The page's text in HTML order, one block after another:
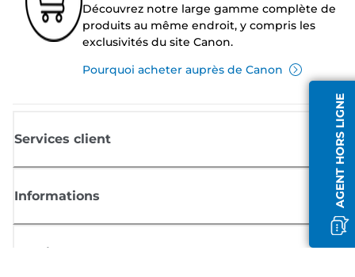
AGENT HORS LIGNE
Découvrez notre large gamme complète de
produits au même endroit, y compris les
exclusivités du site Canon.
Pourquoi acheter auprès de Canon
Services client
Informations
Boutique